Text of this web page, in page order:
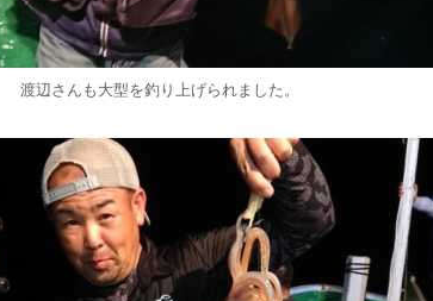
渡辺さんも大型を釣り上げられました。